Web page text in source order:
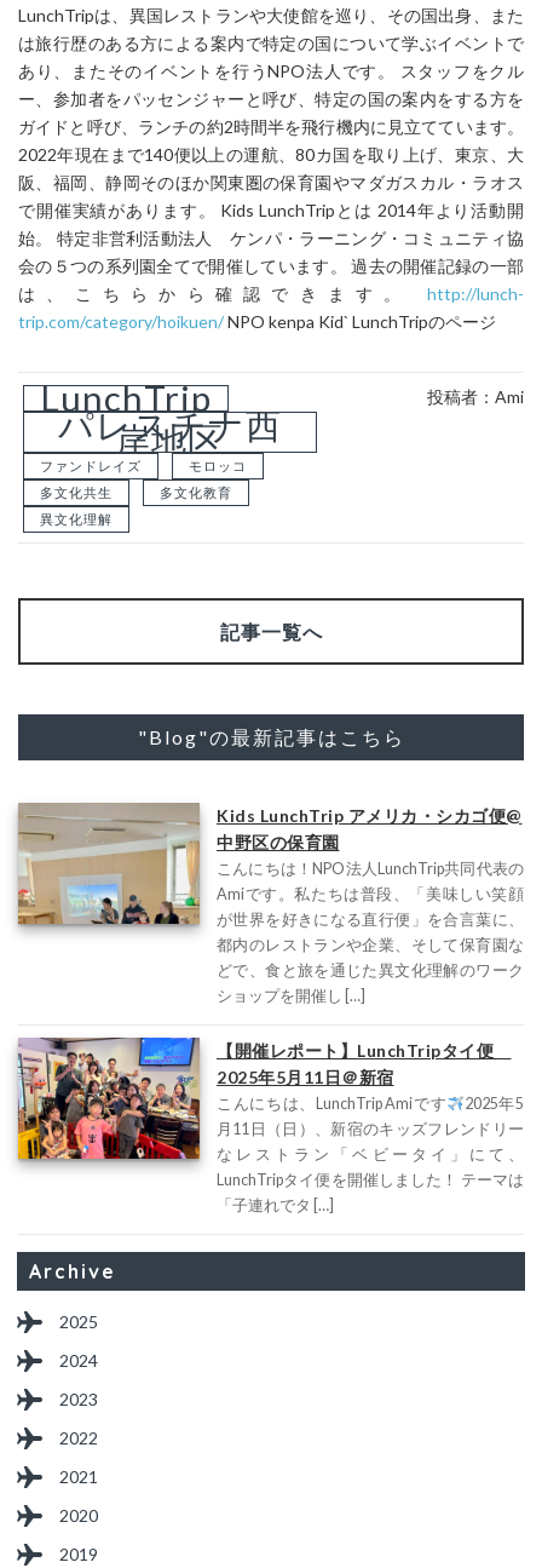
LunchTripは、異国レストランや大使館を巡り、その国出身、また
は旅行歴のある方による案内で特定の国について学ぶイベントで
あり、またそのイベントを行うNPO法人です。 スタッフをクル
ー、参加者をパッセンジャーと呼び、特定の国の案内をする方を
ガイドと呼び、ランチの約2時間半を飛行機内に見立てています。
2022年現在まで140便以上の運航、80カ国を取り上げ、東京、大
阪、福岡、静岡そのほか関東圏の保育園やマダガスカル・ラオス
で開催実績があります。 Kids LunchTripとは 2014年より活動開
始。 特定非営利活動法人 ケンパ・ラーニング・コミュニティ協
会の５つの系列園全てで開催しています。 過去の開催記録の一部
は、こちらから確認できます。http://lunch-
trip.com/category/hoikuen/NPO kenpa Kid` LunchTripのページ
LunchTrip
パレスチナ西
岸地区
ファンドレイズ
モロッコ
多文化共生
多文化教育
異文化理解
投稿者：Ami
記事一覧へ
"Blog"の最新記事はこちら
Kids LunchTrip アメリカ・シカゴ便@
中野区の保育園
こんにちは！NPO法人LunchTrip共同代表の
Amiです。私たちは普段、「美味しい笑顔
が世界を好きになる直行便」を合言葉に、
都内のレストランや企業、そして保育園な
どで、食と旅を通じた異文化理解のワーク
ショップを開催し […]
【開催レポート】LunchTripタイ便
2025年5月11日＠新宿
こんにちは、LunchTrip Amiです
2025年5
月11日（日）、新宿のキッズフレンドリー
なレストラン「ベビータイ」にて、
LunchTripタイ便を開催しました！ テーマは
「子連れでタ […]
Archive
2025
2024
2023
2022
2021
2020
2019